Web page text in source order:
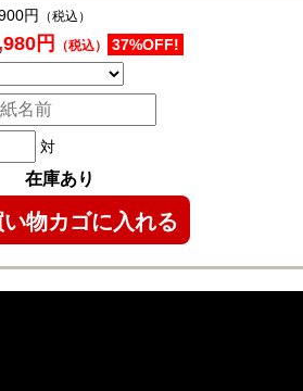
円 （税込）
円 （税込）
37%OFF!
対
在庫あり